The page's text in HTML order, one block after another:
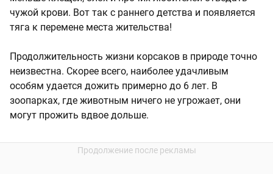
чужой крови. Вот так с раннего детства и появляется
тяга к перемене места жительства!
Продолжительность жизни корсаков в природе точно
неизвестна. Скорее всего, наиболее удачливым
особям удается дожить примерно до 6 лет. В
зоопарках, где животным ничего не угрожает, они
могут прожить вдвое дольше.